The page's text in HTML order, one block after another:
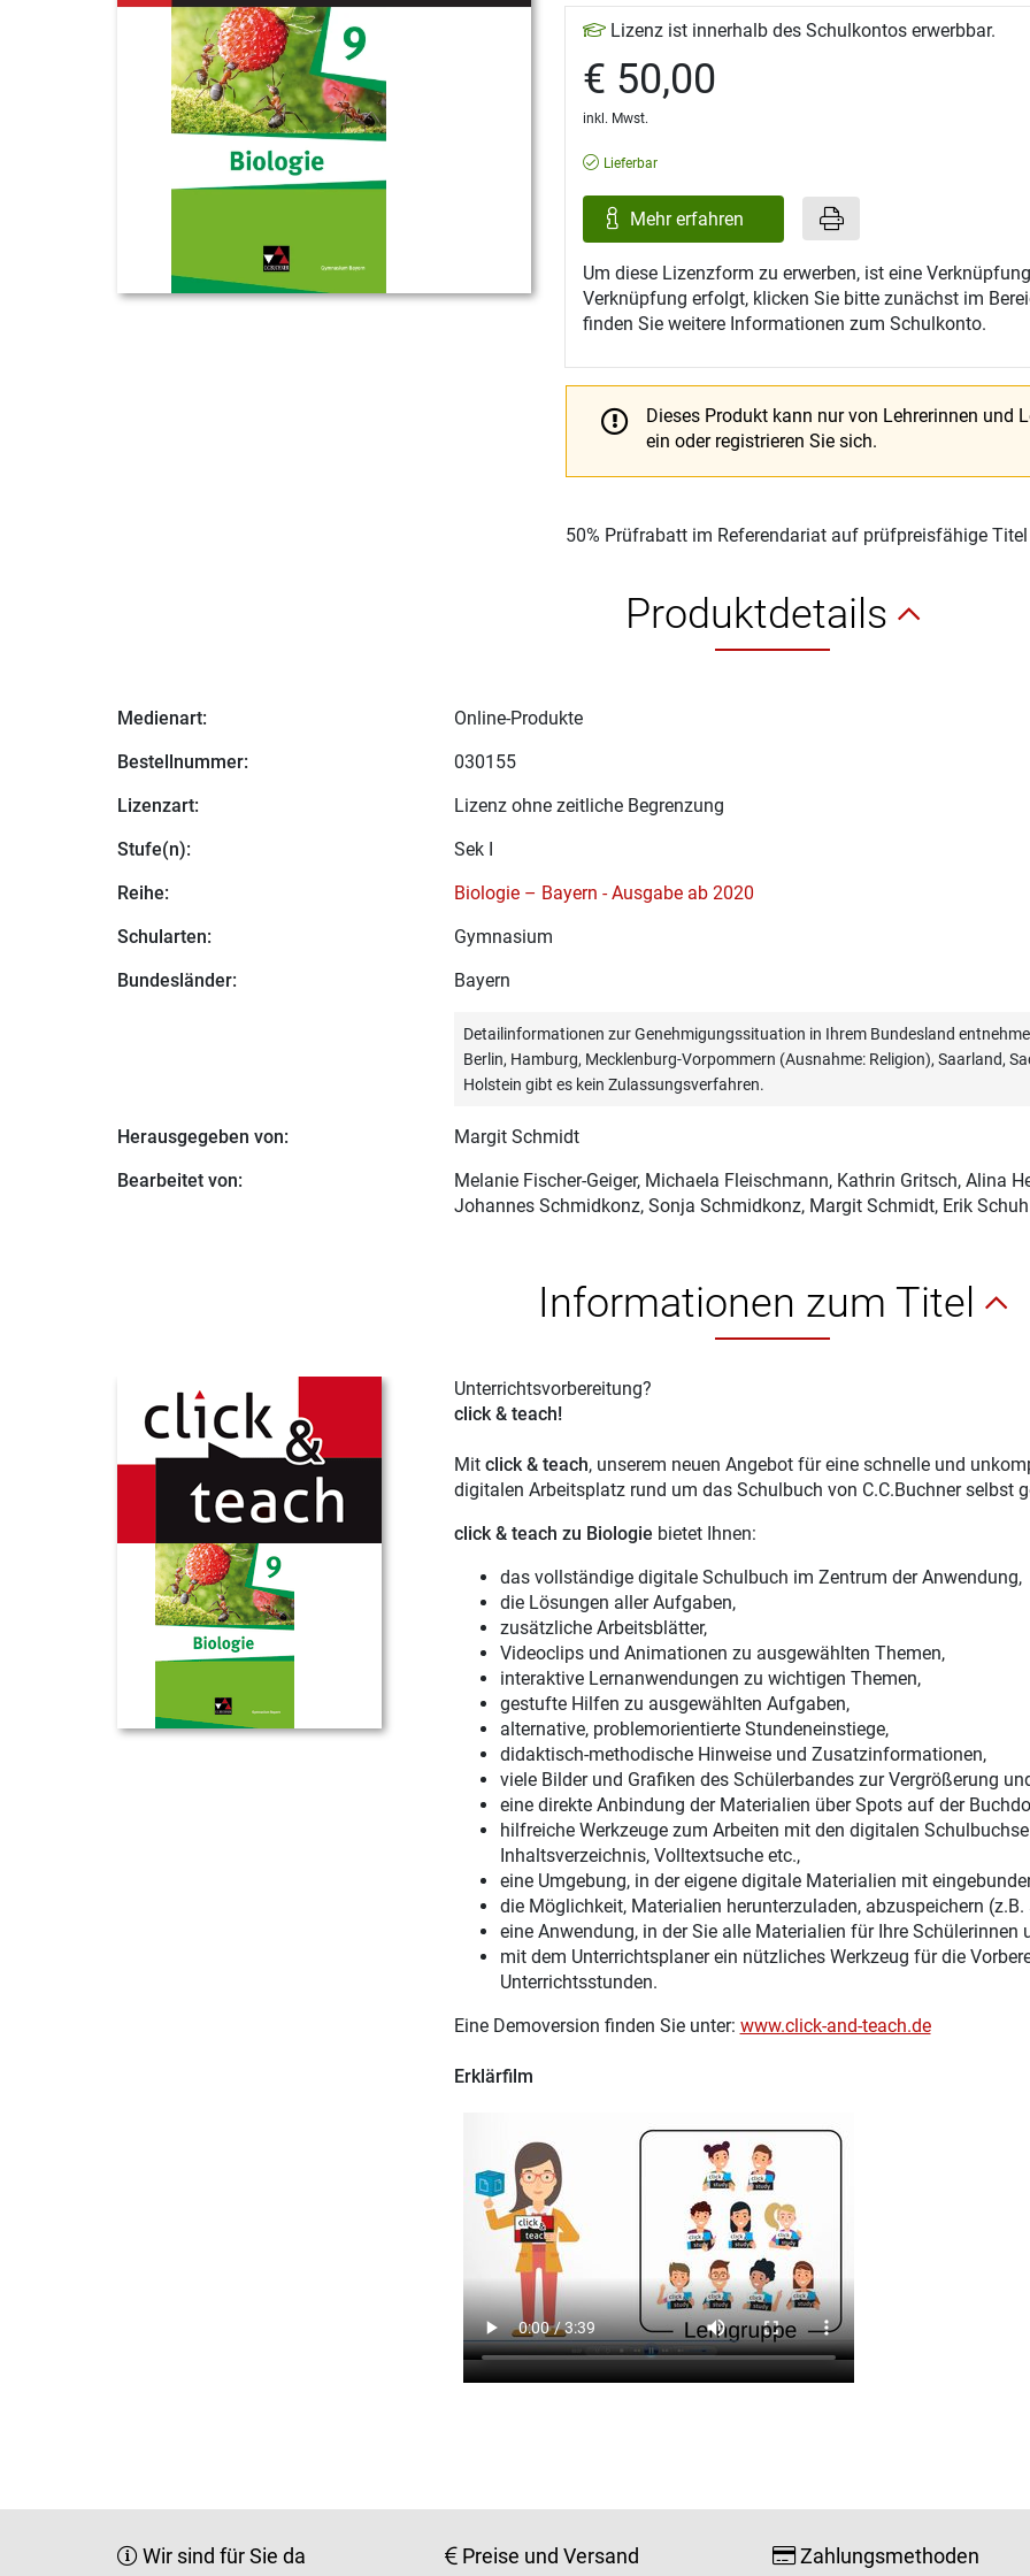
Lizenz ist innerhalb des Schulkontos erwerbbar.
€ 50,00
inkl. Mwst.
Lieferbar
Mehr erfahren
Um diese Lizenzform zu erwerben, ist eine
Verknüpfung erfolgt, klicken Sie bitte zunächst im
finden Sie weitere Informationen zum Schulkonto.
Dieses Produkt kann nur von Lehrerinnen und
ein oder registrieren Sie sich.
50% Prüfrabatt im Referendariat auf prüfpreisfähige
Produktdetails
Medienart:
Online-Produkte
Bestellnummer:
030155
Lizenzart:
Lizenz ohne zeitliche Begrenzung
Stufe(n):
Sek I
Reihe:
Biologie – Bayern - Ausgabe ab 2020
Schularten:
Gymnasium
Bundesländer:
Bayern
Detailinformationen zur Genehmigungssituation in Ihrem Bundesland
Berlin, Hamburg, Mecklenburg-Vorpommern (Ausnahme: Religion), Saarland,
Holstein gibt es kein Zulassungsverfahren.
Herausgegeben von:
Margit Schmidt
Bearbeitet von:
Melanie Fischer-Geiger, Michaela Fleischmann, Kathrin Gritsch, Alina
Johannes Schmidkonz, Sonja Schmidkonz, Margit Schmidt, Erik
Informationen zum Titel
Unterrichtsvorbereitung?
click & teach!
Mit click & teach, unserem neuen Angebot für eine schnelle und
digitalen Arbeitsplatz rund um das Schulbuch von C.C.Buchner selbst
click & teach zu Biologie bietet Ihnen:
das vollständige digitale Schulbuch im Zentrum der Anwendung,
die Lösungen aller Aufgaben,
zusätzliche Arbeitsblätter,
Videoclips und Animationen zu ausgewählten Themen,
interaktive Lernanwendungen zu wichtigen Themen,
gestufte Hilfen zu ausgewählten Aufgaben,
alternative, problemorientierte Stundeneinstiege,
didaktisch-methodische Hinweise und Zusatzinformationen,
viele Bilder und Grafiken des Schülerbandes zur Vergrößerung
eine direkte Anbindung der Materialien über Spots auf der
hilfreiche Werkzeuge zum Arbeiten mit den digitalen
Inhaltsverzeichnis, Volltextsuche etc.,
eine Umgebung, in der eigene digitale Materialien mit
die Möglichkeit, Materialien herunterzuladen, abzuspeichern
eine Anwendung, in der Sie alle Materialien für Ihre
mit dem Unterrichtsplaner ein nützliches Werkzeug für die
Unterrichtsstunden.
Eine Demoversion finden Sie unter: www.click-and-teach.de
Erklärfilm
Wir sind für Sie da Preise und Versand Zahlungsmethoden